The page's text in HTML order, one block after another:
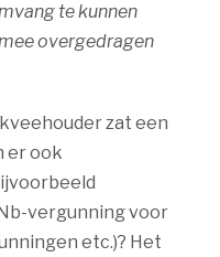
te kunnen
overgedragen
zat een
er ook
vergunning voor
etc.)? Het